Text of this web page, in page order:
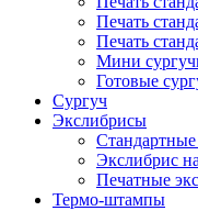
Печать
Печать
Мини
Готовые
Сургуч
Экслибрисы
Экслибрис
Печатные
Термо-штампы